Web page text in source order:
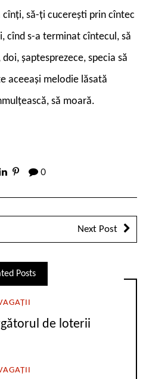
cînți, să-ți cucerești prin cîntec
cînd s-a terminat cîntecul, să
șaptesprezece, specia să
aceeași melodie lăsată
să moară.
0
Next Post
Posts
de loterii